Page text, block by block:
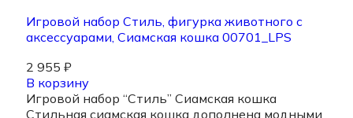
Игровой набор Стиль, фигурка животного с
аксессуарами, Сиамская кошка 00701_LPS
2 955 ₽
В корзину
Игровой набор “Стиль” Сиамская кошка
Стильная сиамская кошка дополнена модными